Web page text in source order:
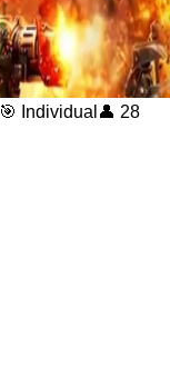
🎯 Individual 👤 28